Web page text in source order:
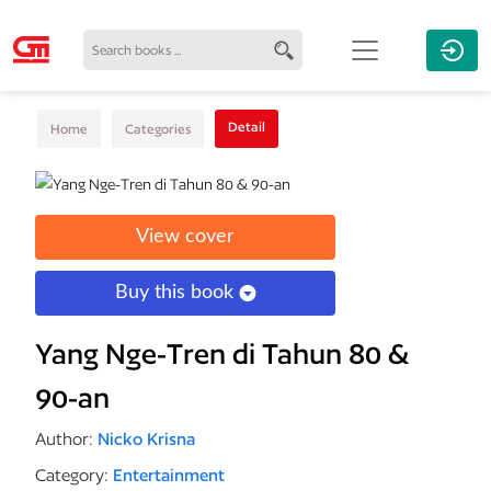
Home Categories Detail
View cover
Buy this book
Yang Nge-Tren di Tahun 80 &
90-an
Author: Nicko Krisna
Category: Entertainment